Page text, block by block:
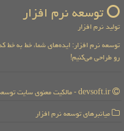
توسعه نرم افزار
تولید نرم افزار
توسعه نرم افزار: ایده‌های شما، خط به خط
رو طراحی می‌کنیم!
میانبرهای توسعه نرم افزار